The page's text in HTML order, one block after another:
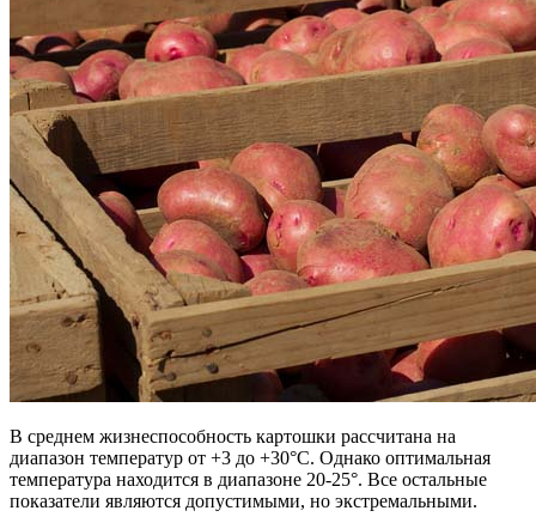
В среднем жизнеспособность картошки рассчитана на
диапазон температур от +3 до +30°С. Однако оптимальная
температура находится в диапазоне 20-25°. Все остальные
показатели являются допустимыми, но экстремальными.